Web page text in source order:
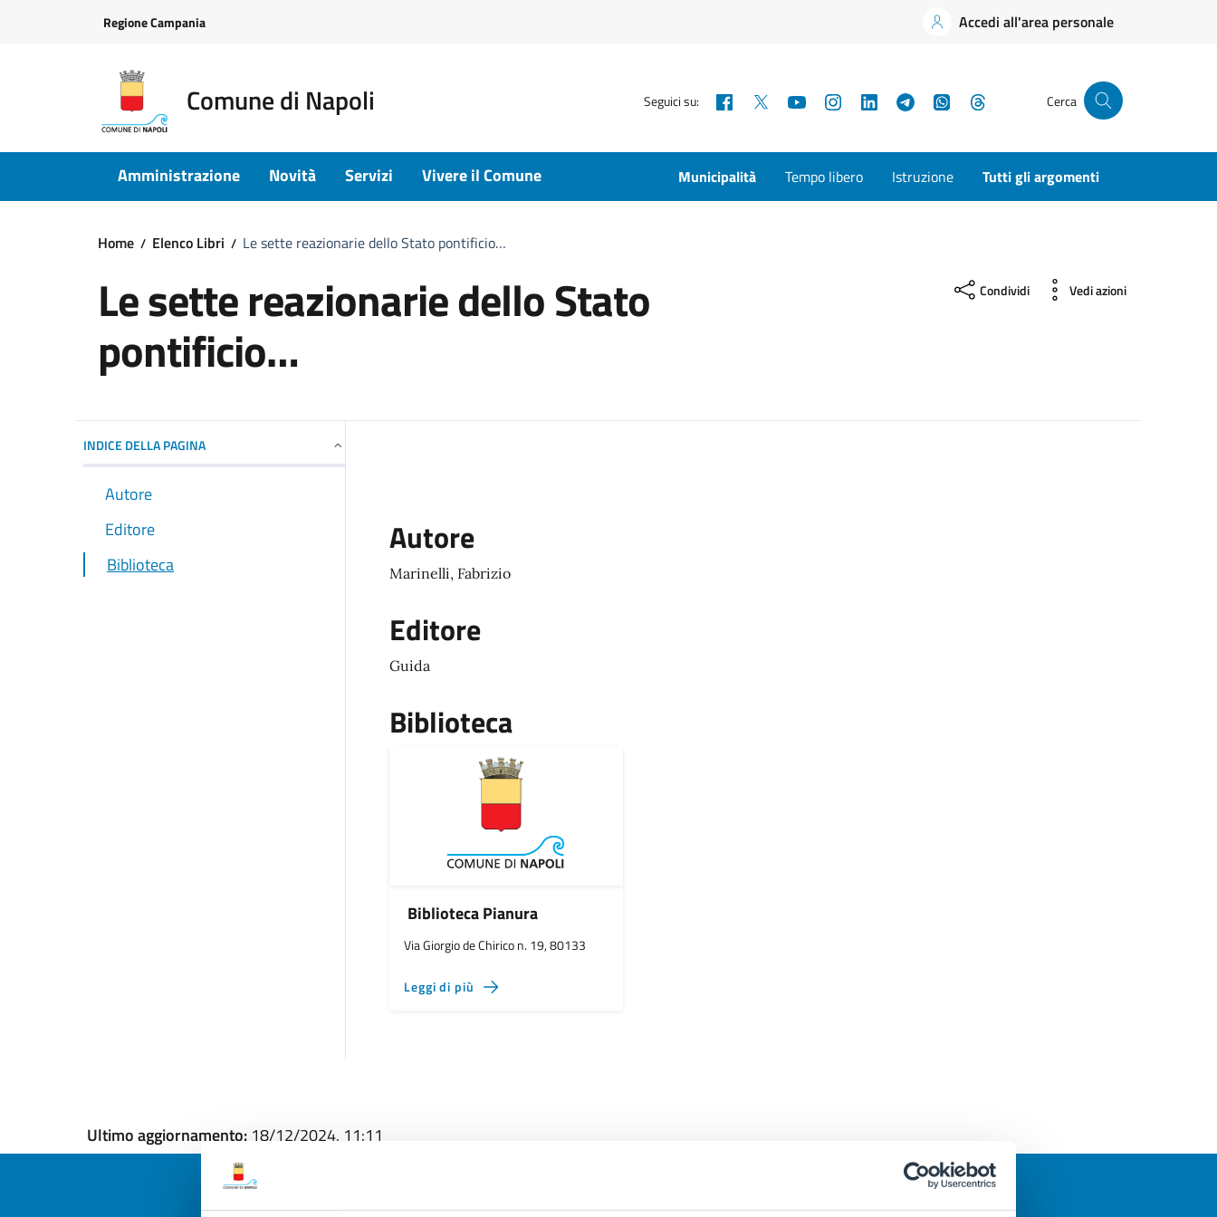
Regione Campania Accedi all'area personale
Comune di Napoli Seguici su: Facebook YouTubeInstagramLinkedInTelegramWhatsApp Cerca
Amministrazione Novità Servizi Vivere il Comune Municipalità Tempo libero Istruzione Tutti gli argomenti
Home Elenco Libri Le sette reazionarie dello Stato pontificio…
Le sette reazionarie dello Stato
pontificio…
Condividi Vedi azioni
INDICE DELLA PAGINA
Autore
Editore
Biblioteca
Autore
Marinelli, Fabrizio
Editore
Guida
Biblioteca
Biblioteca Pianura
Via Giorgio de Chirico n. 19, 80133
Leggi di più
Ultimo aggiornamento: 18/12/2024, 11:11